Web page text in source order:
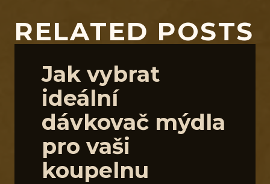
RELATED POSTS
Jak vybrat
ideální
dávkovač mýdla
pro vaši
koupelnu